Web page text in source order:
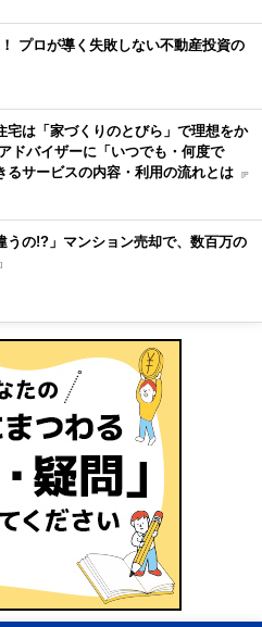
プロが導く失敗しない不動産投資の
宅は「家づくりのとびら」で理想をか
ドバイザーに「いつでも・何度で
るサービスの内容・利用の流れとは [P
うの!?」マンション売却で、数百万の